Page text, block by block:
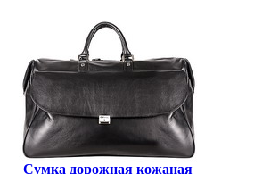
Сумка дорожная кожаная